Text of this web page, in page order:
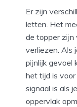
Er zijn
letten. Het
de topper zijn
verliezen. Als
pijnlijk gevoel
het tijd is
signaal is als
oppervlak